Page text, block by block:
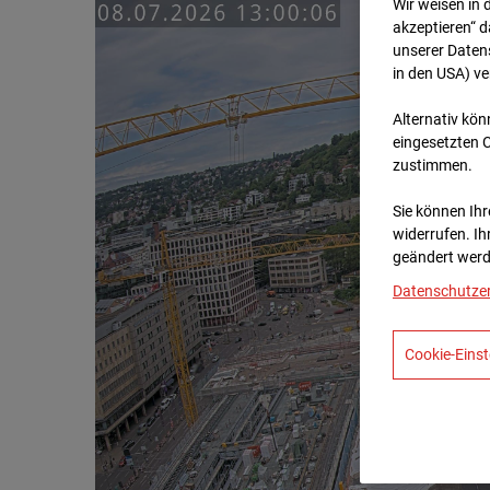
Wir weisen in
akzeptieren“
unserer
in den USA)
Alternativ
eingesetzten
zustimmen.
Sie können
widerrufen.
geändert
Cookie-